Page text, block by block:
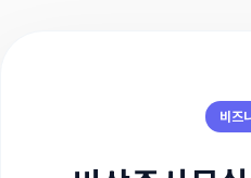
비즈